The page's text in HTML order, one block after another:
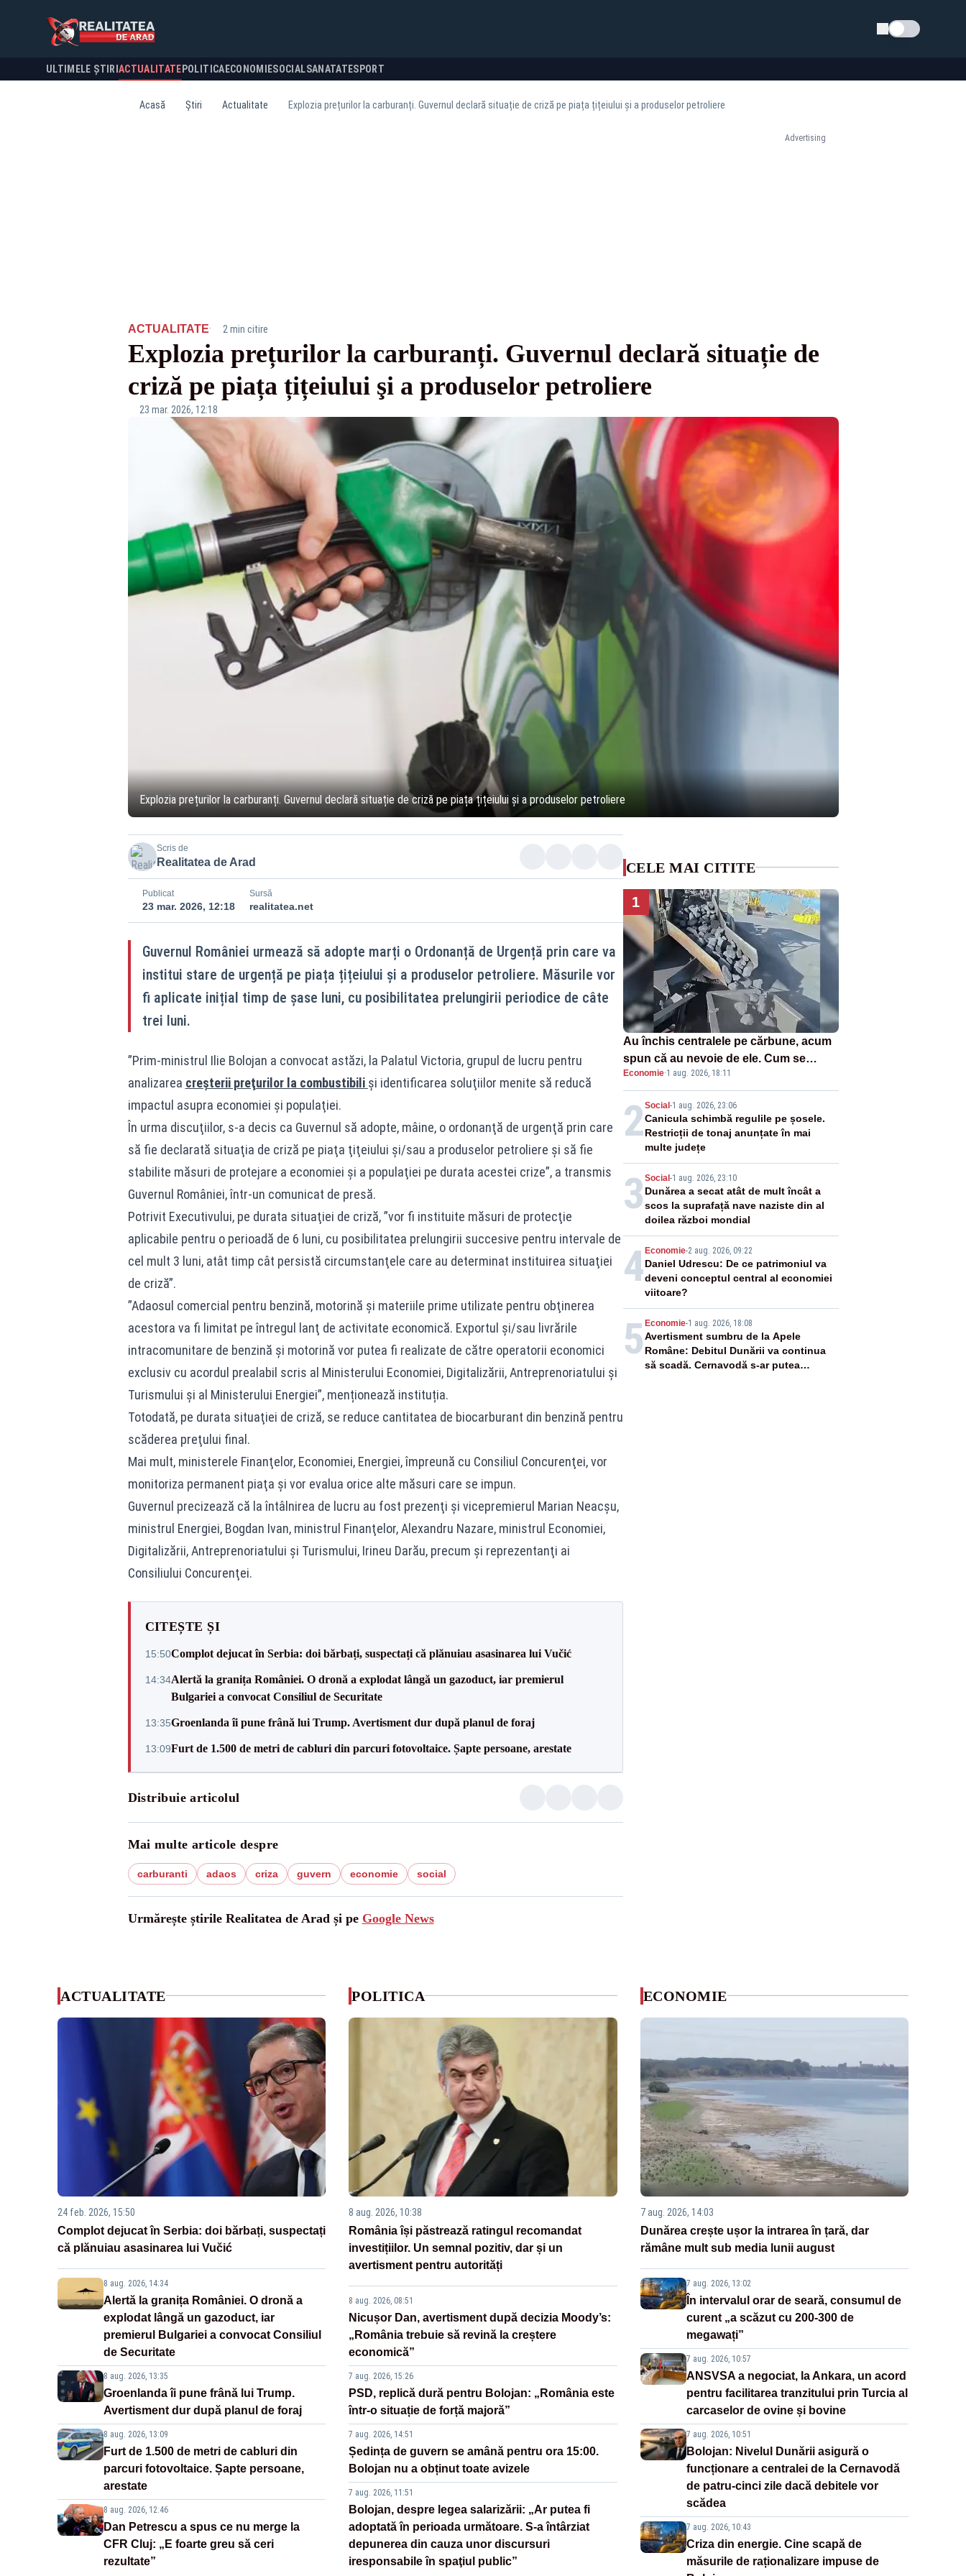
Schimba tema
ULTIMELE ȘTIRI ACTUALITATE POLITICA ECONOMIESOCIALSANATATESPORT
Acasă Știri Actualitate Explozia prețurilor la carburanți. Guvernul declară situație de criză pe piața țițeiului şi a produselor petroliere
Advertising
ACTUALITATE· 2 min citire
Explozia prețurilor la carburanți. Guvernul declară situație de
criză pe piața țițeiului şi a produselor petroliere
23 mar. 2026, 12:18
Explozia prețurilor la carburanți. Guvernul declară situație de criză pe piața țițeiului şi a produselor petroliere
Scris de
Realitatea de Arad
Publicat
23 mar. 2026, 12:18
Sursă
realitatea.net
Guvernul României urmează să adopte marți o Ordonanță de Urgență prin care va
institui stare de urgență pe piața țițeiului și a produselor petroliere. Măsurile vor
fi aplicate inițial timp de șase luni, cu posibilitatea prelungirii periodice de câte
trei luni.
”Prim-ministrul Ilie Bolojan a convocat astăzi, la Palatul Victoria, grupul de lucru pentru
analizarea creşterii preţurilor la combustibili şi identificarea soluţiilor menite să reducă
impactul asupra economiei şi populaţiei.
În urma discuţiilor, s-a decis ca Guvernul să adopte, mâine, o ordonanţă de urgenţă prin care
să fie declarată situaţia de criză pe piaţa ţiţeiului şi/sau a produselor petroliere şi să fie
stabilite măsuri de protejare a economiei şi a populaţiei pe durata acestei crize”, a transmis
Guvernul României, într-un comunicat de presă.
Potrivit Executivului, pe durata situaţiei de criză, ”vor fi instituite măsuri de protecţie
aplicabile pentru o perioadă de 6 luni, cu posibilitatea prelungirii succesive pentru intervale de
cel mult 3 luni, atât timp cât persistă circumstanţele care au determinat instituirea situaţiei
de criză”.
”Adaosul comercial pentru benzină, motorină şi materiile prime utilizate pentru obţinerea
acestora va fi limitat pe întregul lanţ de activitate economică. Exportul şi/sau livrările
intracomunitare de benzină şi motorină vor putea fi realizate de către operatorii economici
exclusiv cu acordul prealabil scris al Ministerului Economiei, Digitalizării, Antreprenoriatului şi
Turismului şi al Ministerului Energiei”, menționează instituția.
Totodată, pe durata situaţiei de criză, se reduce cantitatea de biocarburant din benzină pentru
scăderea preţului final.
Mai mult, ministerele Finanţelor, Economiei, Energiei, împreună cu Consiliul Concurenţei, vor
monitoriza permanent piaţa şi vor evalua orice alte măsuri care se impun.
Guvernul precizează că la întâlnirea de lucru au fost prezenţi şi vicepremierul Marian Neacşu,
ministrul Energiei, Bogdan Ivan, ministrul Finanţelor, Alexandru Nazare, ministrul Economiei,
Digitalizării, Antreprenoriatului şi Turismului, Irineu Darău, precum şi reprezentanţi ai
Consiliului Concurenţei.
CITEȘTE ȘI
15:50Complot dejucat în Serbia: doi bărbați, suspectați că plănuiau asasinarea lui Vučić
14:34Alertă la granița României. O dronă a explodat lângă un gazoduct, iar premierul
Bulgariei a convocat Consiliul de Securitate
13:35Groenlanda îi pune frână lui Trump. Avertisment dur după planul de foraj
13:09Furt de 1.500 de metri de cabluri din parcuri fotovoltaice. Șapte persoane, arestate
Distribuie articolul
Mai multe articole despre
carburanti adaos criza guvern economie social
Urmărește știrile Realitatea de Arad și pe Google News
CELE MAI CITITE
1
Au închis centralele pe cărbune, acum
spun că au nevoie de ele. Cum se
pasează vina în plină criză energetică
Economie·1 aug. 2026, 18:11
2Social-1 aug. 2026, 23:06
Canicula schimbă regulile pe șosele.
Restricții de tonaj anunțate în mai
multe județe
3 Social-1 aug. 2026, 23:10
Dunărea a secat atât de mult încât a
scos la suprafață nave naziste din al
doilea război mondial
4Economie-2 aug. 2026, 09:22
Daniel Udrescu: De ce patrimoniul va
deveni conceptul central al economiei
viitoare?
5 Economie-1 aug. 2026, 18:08
Avertisment sumbru de la Apele
Române: Debitul Dunării va continua
să scadă. Cernavodă s-ar putea
ACTUALITATE
24 feb. 2026, 15:50
Complot dejucat în Serbia: doi bărbați, suspectați
că plănuiau asasinarea lui Vučić
8 aug. 2026, 14:34
Alertă la granița României. O dronă a
explodat lângă un gazoduct, iar
premierul Bulgariei a convocat Consiliul
de Securitate
8 aug. 2026, 13:35
Groenlanda îi pune frână lui Trump.
Avertisment dur după planul de foraj
8 aug. 2026, 13:09
Furt de 1.500 de metri de cabluri din
parcuri fotovoltaice. Șapte persoane,
arestate
8 aug. 2026, 12:46
Dan Petrescu a spus ce nu merge la
CFR Cluj: „E foarte greu să ceri
rezultate”
POLITICA
8 aug. 2026, 10:38
România își păstrează ratingul recomandat
investițiilor. Un semnal pozitiv, dar și un
avertisment pentru autorități
8 aug. 2026, 08:51
Nicușor Dan, avertisment după decizia Moody’s:
„România trebuie să revină la creștere
economică”
7 aug. 2026, 15:26
PSD, replică dură pentru Bolojan: „România este
într-o situație de forță majoră”
7 aug. 2026, 14:51
Ședința de guvern se amână pentru ora 15:00.
Bolojan nu a obținut toate avizele
7 aug. 2026, 11:51
Bolojan, despre legea salarizării: „Ar putea fi
adoptată în perioada următoare. S-a întârziat
depunerea din cauza unor discursuri
iresponsabile în spaţiul public”
ECONOMIE
7 aug. 2026, 14:03
Dunărea crește ușor la intrarea în țară, dar
rămâne mult sub media lunii august
7 aug. 2026, 13:02
În intervalul orar de seară, consumul de
curent „a scăzut cu 200-300 de
megawați”
7 aug. 2026, 10:57
ANSVSA a negociat, la Ankara, un acord
pentru facilitarea tranzitului prin Turcia al
carcaselor de ovine și bovine
7 aug. 2026, 10:51
Bolojan: Nivelul Dunării asigură o
funcționare a centralei de la Cernavodă
de patru-cinci zile dacă debitele vor
scădea
7 aug. 2026, 10:43
Criza din energie. Cine scapă de
măsurile de raționalizare impuse de